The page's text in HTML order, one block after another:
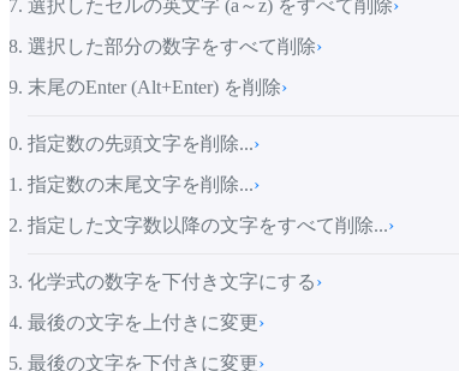
選択したセルの英文字 (a～z) をすべて削除›
選択した部分の数字をすべて削除›
末尾のEnter (Alt+Enter) を削除›
指定数の先頭文字を削除...›
指定数の末尾文字を削除...›
指定した文字数以降の文字をすべて削除...›
化学式の数字を下付き文字にする›
最後の文字を上付きに変更›
最後の文字を下付きに変更›